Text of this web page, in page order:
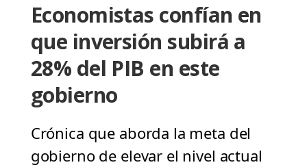
Economistas confían en
que inversión subirá a
28% del PIB en este
gobierno
Crónica que aborda la meta del
gobierno de elevar el nivel actual